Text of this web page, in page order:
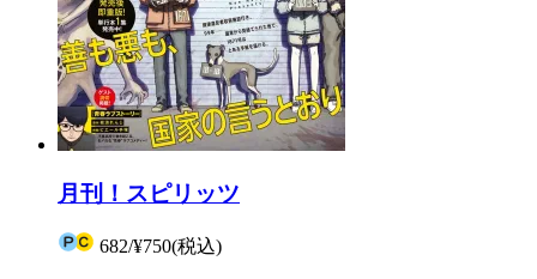
月刊！スピリッツ
682/¥750(税込)